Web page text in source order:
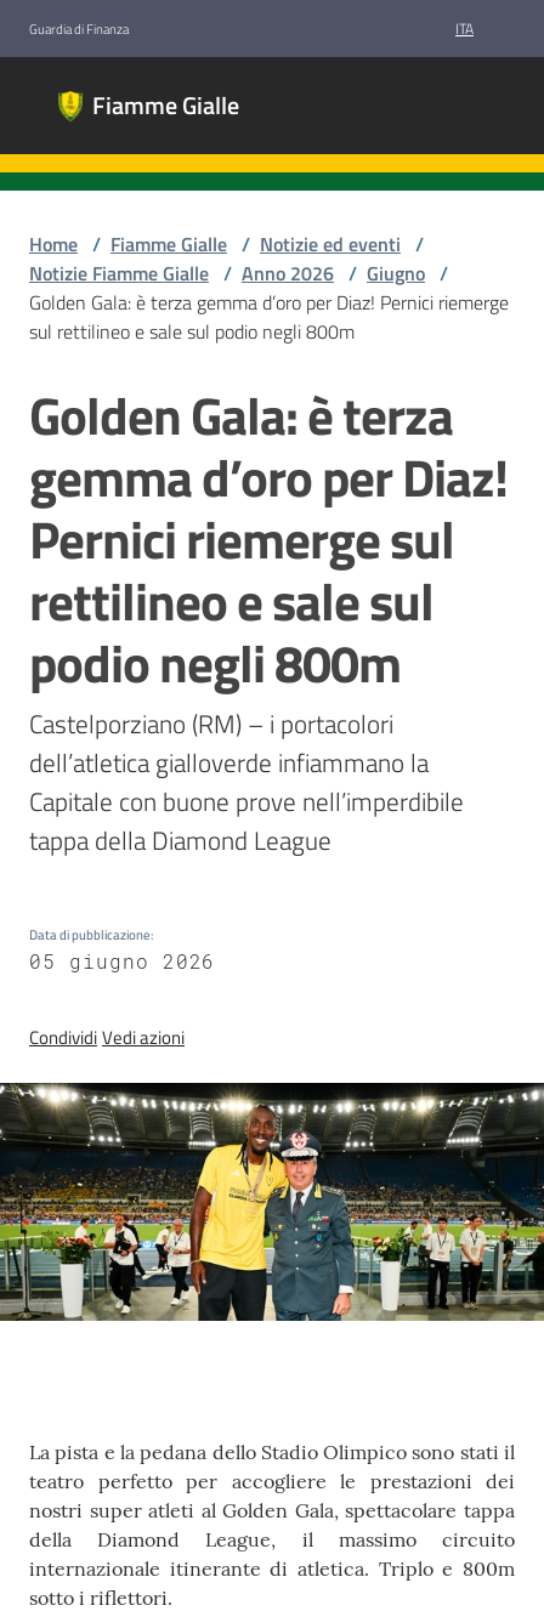
Guardia di Finanza ITA
Fiamme Gialle
Gialle
Gruppi
Sportivi
Finanza
Chi
Discipline
Sezioni
giovanili
Paralimpico
Notizie
ed
eventi
ANFI
Atleti
Fiamme
Gialle
Seguici
su
Cosa facciamo
Home / Fiamme Gialle / Notizie ed eventi /
Notizie Fiamme Gialle / Anno 2026 / Giugno /
Golden Gala: è terza gemma d’oro per Diaz! Pernici riemerge
sul rettilineo e sale sul podio negli 800m
Salta al contenuto
Golden Gala: è terza
gemma d’oro per Diaz!
Pernici riemerge sul
rettilineo e sale sul
podio negli 800m
Castelporziano (RM) – i portacolori
dell’atletica gialloverde infiammano la
Capitale con buone prove nell’imperdibile
tappa della Diamond League
Data di pubblicazione:
05 giugno 2026
CondividiVedi azioni
Contenuto
La pista e la pedana dello Stadio Olimpico sono stati il
teatro perfetto per accogliere le prestazioni dei
nostri super atleti al Golden Gala, spettacolare tappa
della Diamond League, il massimo circuito
internazionale itinerante di atletica. Triplo e 800m
sotto i riflettori.